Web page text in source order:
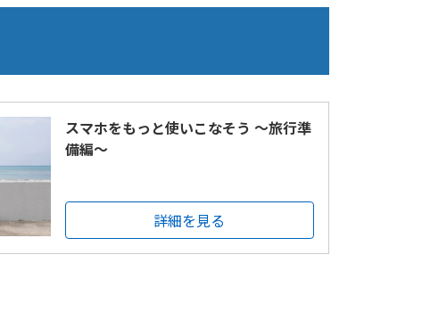
スマホをもっと使いこなそう ～旅行準
備編～
詳細を見る